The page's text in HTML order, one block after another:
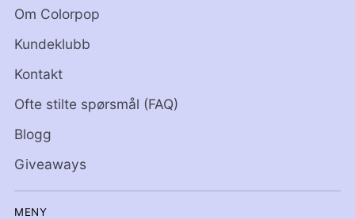
Om Colorpop
Kundeklubb
Kontakt
Ofte stilte spørsmål (FAQ)
Blogg
Giveaways
MENY